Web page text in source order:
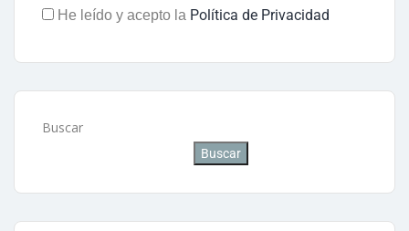
He leído y acepto la Política de Privacidad
Buscar
Buscar